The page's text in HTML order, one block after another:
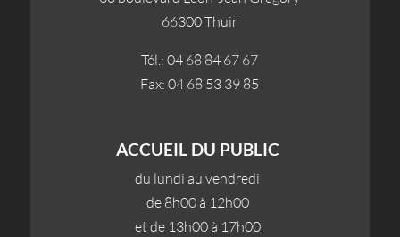
66300 Thuir
Tél.: 04 68 84 67 67
Fax: 04 68 53 39 85
ACCUEIL DU PUBLIC
du lundi au vendredi
de 8h00 à 12h00
et de 13h00 à 17h00